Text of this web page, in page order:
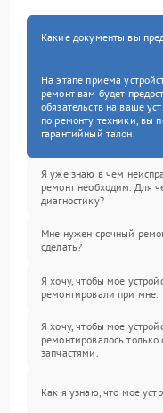
Какие документы вы
На этапе приема
ремонт вам будет
обязательств на ваше
по ремонту техники, вы
гарантийный талон.
Я уже знаю в чем
ремонт необходим. Для
диагностику?
Мне нужен срочный
сделать?
Я хочу, чтобы мое
ремонтировали при мне.
Я хочу, чтобы мое
ремонтировалось
запчастями.
Как я узнаю, что мое